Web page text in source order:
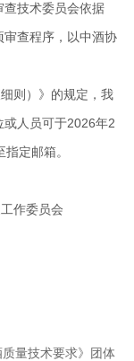
查技术委员会依据
审查程序，以中酒协
则）》的规定，我
人员可于2026年2
定邮箱。
作委员会
质量技术要求》团体